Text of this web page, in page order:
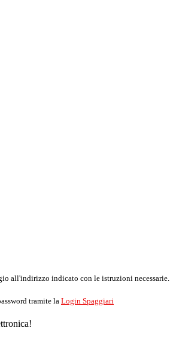
all'indirizzo indicato con le istruzioni necessarie.
tramite la Login Spaggiari